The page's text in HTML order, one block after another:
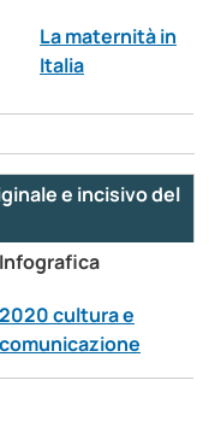
La maternità in
Italia
e incisivo del
Infografica
2020 cultura e
comunicazione